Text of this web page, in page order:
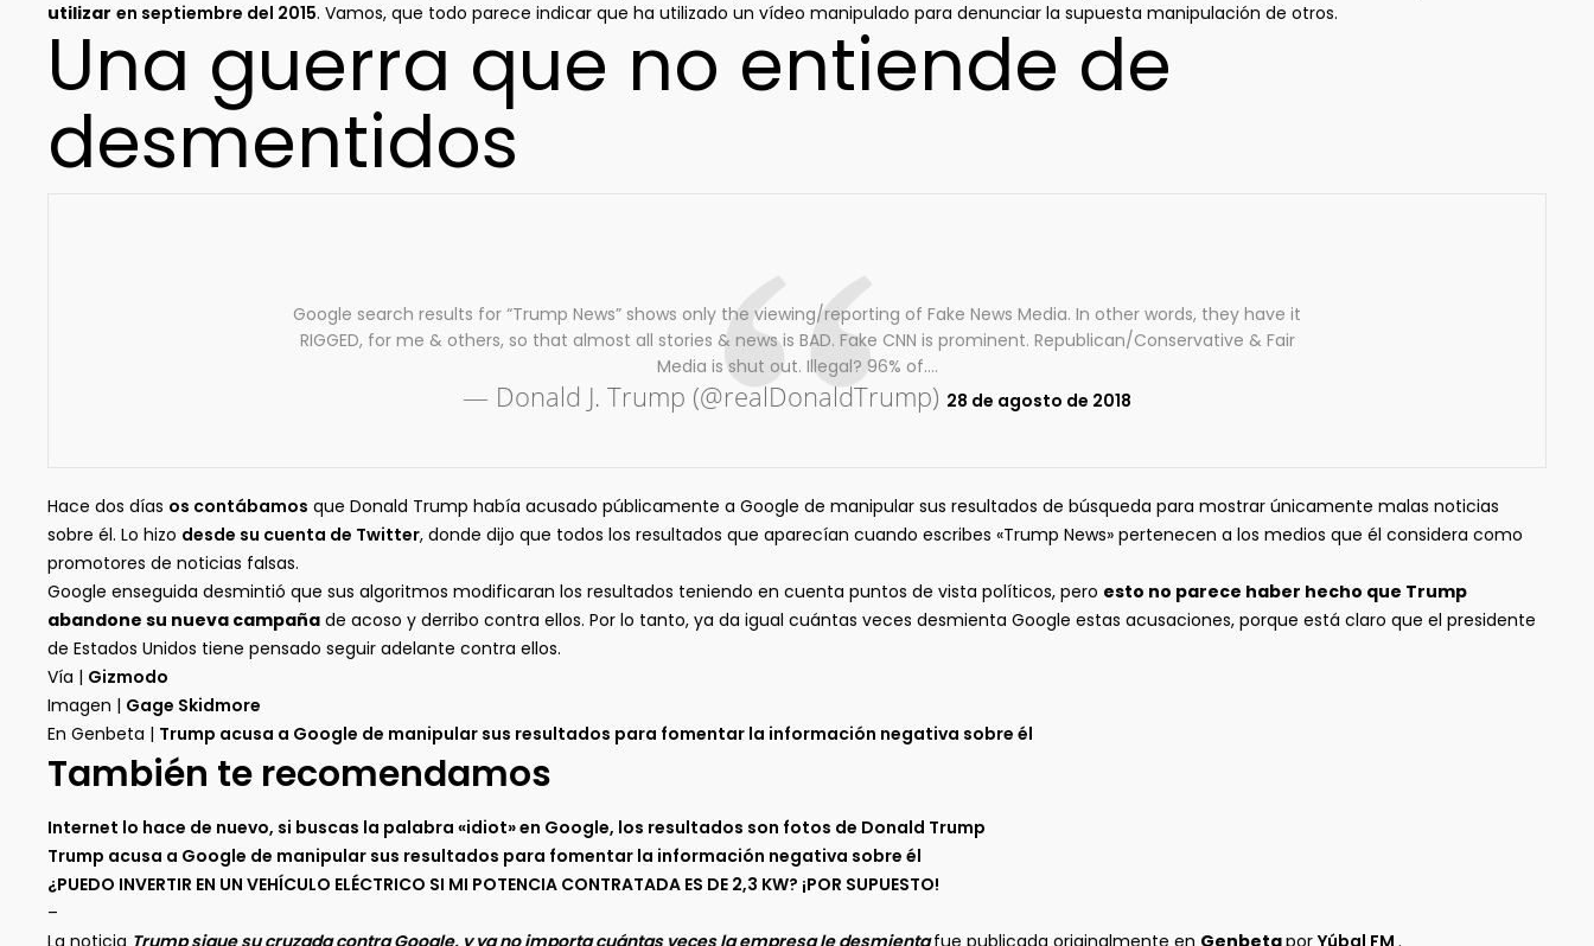
utilizar en septiembre del 2015. Vamos, que todo parece indicar que ha utilizado un vídeo manipulado para denunciar la supuesta manipulación de otros.
Una guerra que no entiende de
desmentidos
Google search results for “Trump News” shows only the viewing/reporting of Fake News Media. In other words, they have it
RIGGED, for me & others, so that almost all stories & news is BAD. Fake CNN is prominent. Republican/Conservative & Fair
Media is shut out. Illegal? 96% of….
— Donald J. Trump (@realDonaldTrump) 28 de agosto de 2018
Hace dos días os contábamos que Donald Trump había acusado públicamente a Google de manipular sus resultados de búsqueda para mostrar únicamente malas noticias
sobre él. Lo hizo desde su cuenta de Twitter, donde dijo que todos los resultados que aparecían cuando escribes «Trump News» pertenecen a los medios que él considera como
promotores de noticias falsas.
Google enseguida desmintió que sus algoritmos modificaran los resultados teniendo en cuenta puntos de vista políticos, pero esto no parece haber hecho que Trump
abandone su nueva campaña de acoso y derribo contra ellos. Por lo tanto, ya da igual cuántas veces desmienta Google estas acusaciones, porque está claro que el presidente
de Estados Unidos tiene pensado seguir adelante contra ellos.
Vía | Gizmodo
Imagen | Gage Skidmore
En Genbeta | Trump acusa a Google de manipular sus resultados para fomentar la información negativa sobre él
También te recomendamos
Internet lo hace de nuevo, si buscas la palabra «idiot» en Google, los resultados son fotos de Donald Trump
Trump acusa a Google de manipular sus resultados para fomentar la información negativa sobre él
¿PUEDO INVERTIR EN UN VEHÍCULO ELÉCTRICO SI MI POTENCIA CONTRATADA ES DE 2,3 KW? ¡POR SUPUESTO!
–
La noticia Trump sigue su cruzada contra Google, y ya no importa cuántas veces la empresa le desmientafue publicada originalmente en GenbetaporYúbal FM .